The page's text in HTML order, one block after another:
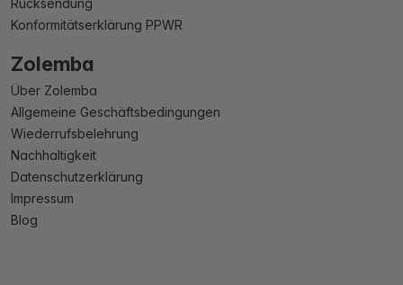
Rücksendung
Konformitätserklärung PPWR
Zolemba
Über Zolemba
Allgemeine Geschäftsbedingungen
Wiederrufsbelehrung
Nachhaltigkeit
Datenschutzerklärung
Impressum
Blog